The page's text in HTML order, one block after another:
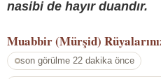
nasibi de hayır duandır.
Muabbir (Mürşid)
son görülme 22 dakika önce